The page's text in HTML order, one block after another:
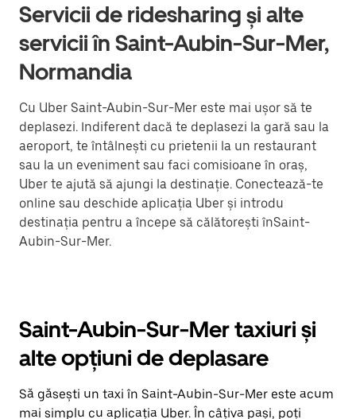
Servicii de ridesharing și alte
servicii în Saint-Aubin-Sur-Mer,
Normandia
Cu Uber Saint-Aubin-Sur-Mer este mai ușor să te
deplasezi. Indiferent dacă te deplasezi la gară sau la
aeroport, te întâlnești cu prietenii la un restaurant
sau la un eveniment sau faci comisioane în oraș,
Uber te ajută să ajungi la destinație. Conectează-te
online sau deschide aplicația Uber și introdu
destinația pentru a începe să călătorești înSaint-
Aubin-Sur-Mer.
Saint-Aubin-Sur-Mer taxiuri și
alte opțiuni de deplasare
Să găsești un taxi în Saint-Aubin-Sur-Mer este acum
mai simplu cu aplicația Uber. În câțiva pași, poți